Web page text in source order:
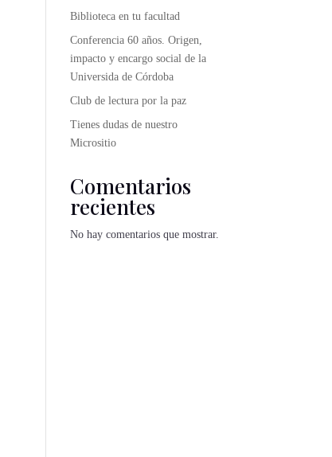
Biblioteca en tu facultad
Conferencia 60 años. Origen,
impacto y encargo social de la
Universida de Córdoba
Club de lectura por la paz
Tienes dudas de nuestro
Micrositio
Comentarios
recientes
No hay comentarios que mostrar.